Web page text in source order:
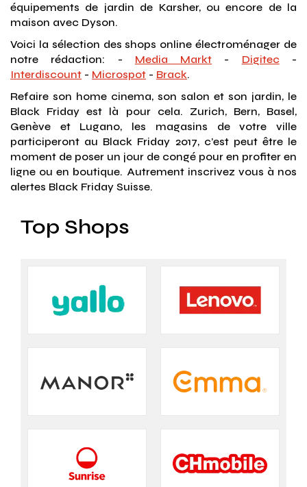
équipements de jardin de Karsher, ou encore de la
maison avec Dyson.
Voici la sélection des shops online électroménager de
notre rédaction: - Media Markt - Digitec -
Interdiscount - Microspot - Brack.
Refaire son home cinema, son salon et son jardin, le
Black Friday est là pour cela. Zurich, Bern, Basel,
Genève et Lugano, les magasins de votre ville
participeront au Black Friday 2017, c’est peut être le
moment de poser un jour de congé pour en profiter en
ligne ou en boutique. Autrement inscrivez vous à nos
alertes Black Friday Suisse.
Top Shops